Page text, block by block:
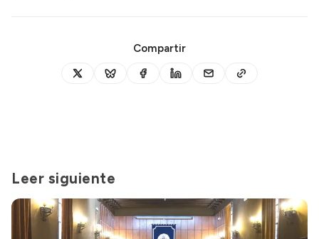
Compartir
Leer siguiente